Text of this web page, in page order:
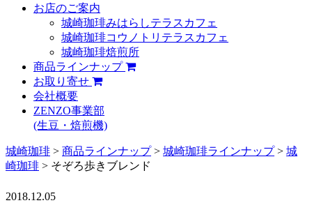
お店のご案内
城崎珈琲みはらしテラスカフェ
城崎珈琲コウノトリテラスカフェ
城崎珈琲焙煎所
商品ラインナップ
お取り寄せ
会社概要
ZENZO事業部
(生豆・焙煎機)
城崎珈琲 > 商品ラインナップ> 城崎珈琲ラインナップ> 城
崎珈琲 > そぞろ歩きブレンド
2018.12.05